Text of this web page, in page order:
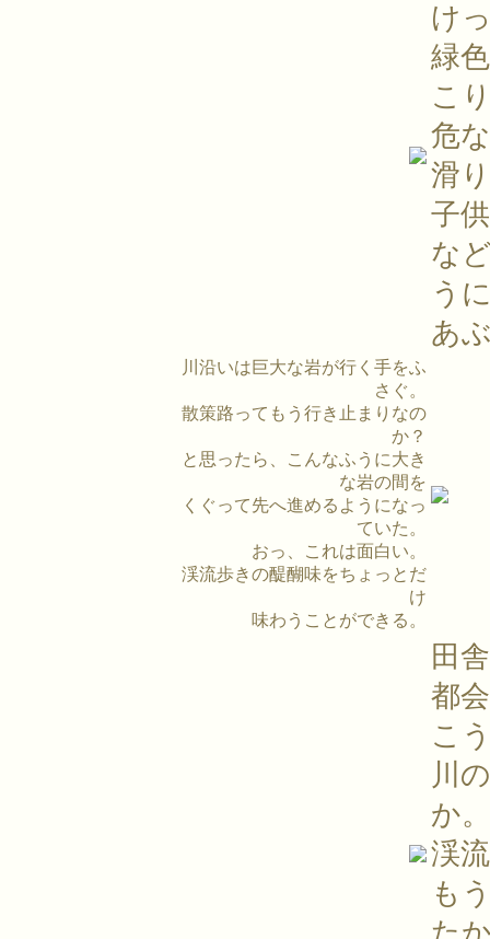
け
緑
こ
危
滑
子
な
う
あ
川沿いは巨大な岩が行く手をふ
さぐ。
散策路ってもう行き止まりなの
か？
と思ったら、こんなふうに大き
な岩の間を
くぐって先へ進めるようになっ
ていた。
おっ、これは面白い。
渓流歩きの醍醐味をちょっとだ
け
味わうことができる。
田
都
こ
川
か。
渓
も
た